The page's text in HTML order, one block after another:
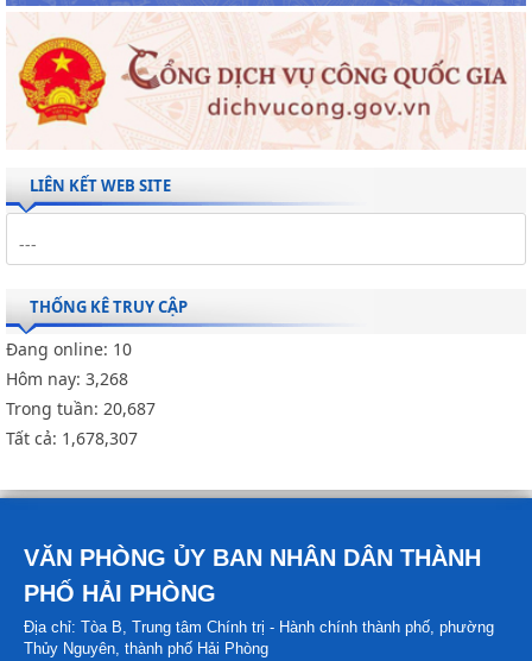
LIÊN KẾT WEB SITE
THỐNG KÊ TRUY CẬP
Đang online: 10
Hôm nay: 3,268
Trong tuần: 20,687
Tất cả: 1,678,307
VĂN PHÒNG ỦY BAN NHÂN DÂN THÀNH
PHỐ HẢI PHÒNG
Địa chỉ: Tòa B, Trung tâm Chính trị - Hành chính thành phố, phường
Thủy Nguyên, thành phố Hải Phòng